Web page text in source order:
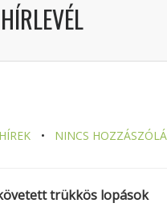
HÍREK NINCS
trükkös lopások